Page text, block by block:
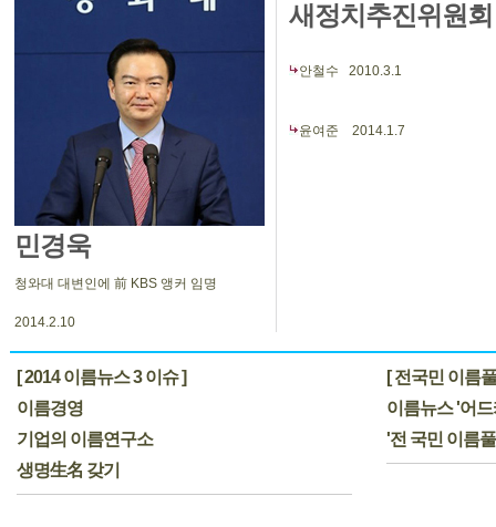
민경욱
청와대 대변인에 前 KBS 앵커 임명
2014.2.10
새정치추진위원회
안철수 2010.3.1
윤여준 2014.1.7
[ 2014 이름뉴스 3 이슈 ]
이름경영
기업의 이름연구소
생명生名 갖기
[ 전국민 이름
이름뉴스 '어
'전 국민 이름